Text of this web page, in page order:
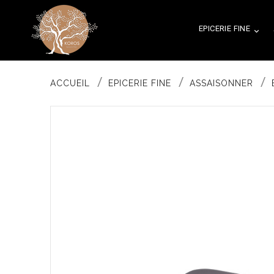

EPICERIE FINE
ACCUEIL EPICERIE FINE ASSAISONNER